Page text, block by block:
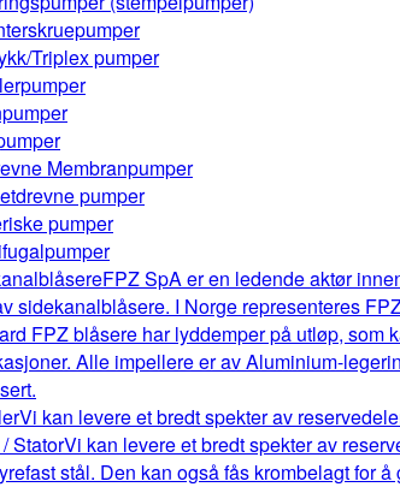
Triplex pumper
Membranpumper
pumper
pumper
FPZ SpA er en ledende aktør
sidekanalblåsere. I Norge representeres
FPZ blåsere har lyddemper på utløp, som
Alle impellere er av Aluminium-
Vi kan levere et bredt spekter av
StatorVi kan levere et bredt spekter av
stål. Den kan også fås krombelagt for